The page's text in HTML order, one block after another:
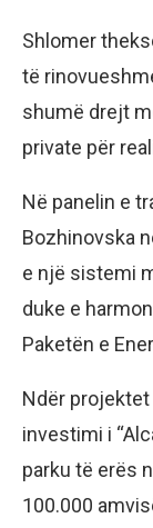
Shlomer
të
shumë drejt
private për
Në panelin e
Bozhinovska
e një sistemi
duke e
Paketën e
Ndër
investimi i
parku të erës
100.000